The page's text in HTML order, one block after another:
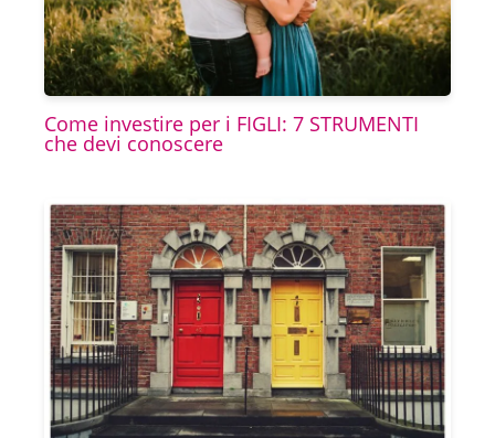
Come investire per i FIGLI: 7 STRUMENTI
che devi conoscere